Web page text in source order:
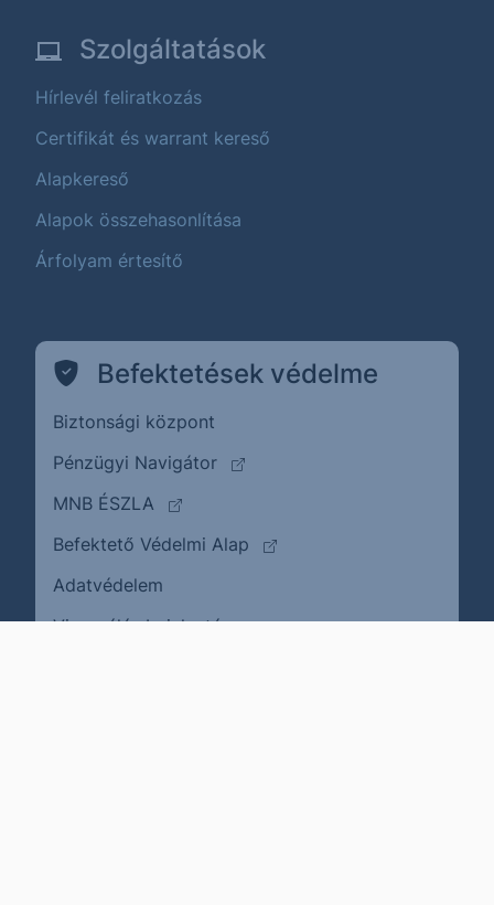
Szolgáltatások
Hírlevél feliratkozás
Certifikát és warrant kereső
Alapkereső
Alapok összehasonlítása
Árfolyam értesítő
Befektetések védelme
Biztonsági központ
Pénzügyi Navigátor
(külső oldalra ugrik)
MNB ÉSZLA
(külső oldalra ugrik)
Befektető Védelmi Alap
(külső oldalra ugrik)
Adatvédelem
Visszaélés bejelentése(külső oldalra ugrik)